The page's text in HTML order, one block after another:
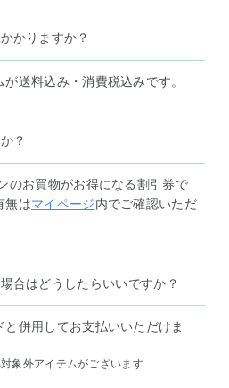
かりますか？
送料込み・消費税込みです。
？
のお買物がお得になる割引券で
無はマイページ内でご確認いただ
合はどうしたらいいですか？
と併用してお支払いいただけま
象外アイテムがございます